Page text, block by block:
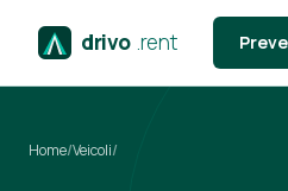
drivo .rent
Home/Veicoli/